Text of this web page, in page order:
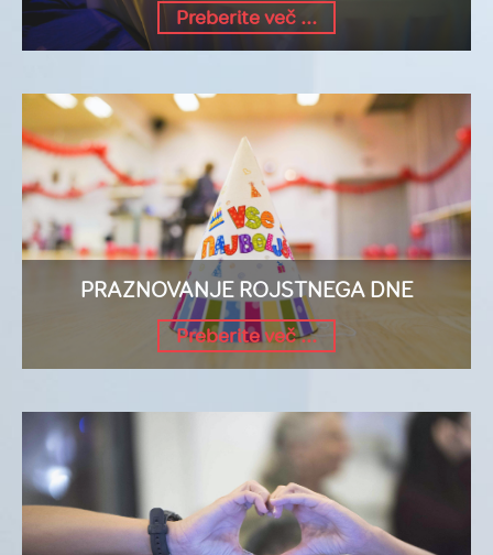
Preberite več ...
PRAZNOVANJE ROJSTNEGA DNE
Preberite več ...